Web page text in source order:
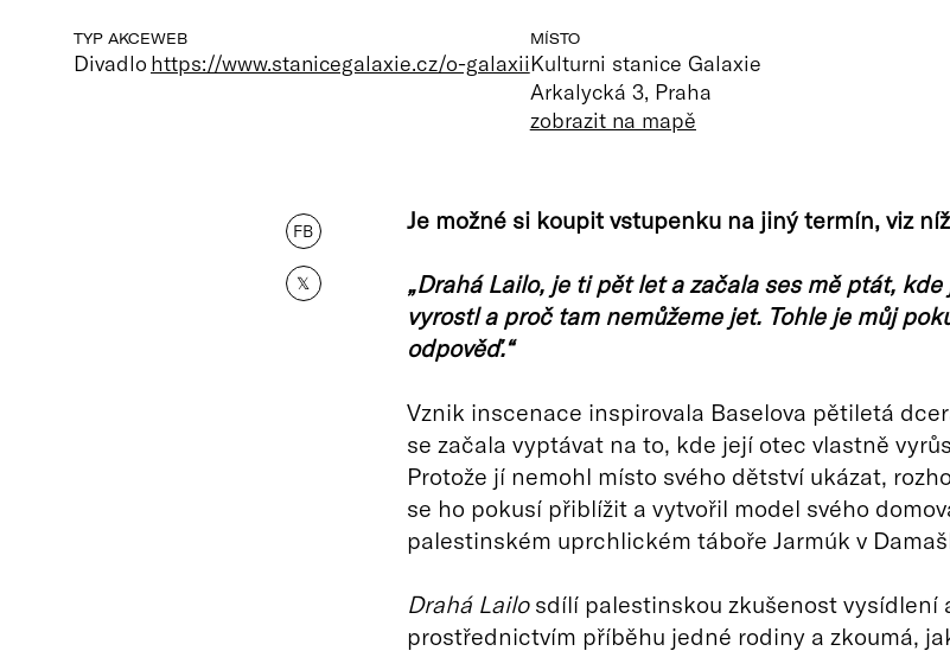
TYP AKCE
Divadlo
WEB
https://www.stanicegalaxie.cz/o-galaxii
MÍSTO
Kulturni stanice Galaxie
Arkalycká 3, Praha
zobrazit na mapě
FB
𝕏
Je možné si koupit vstupenku na jiný termín, viz
„Drahá Lailo, je ti pět let a začala ses mě ptát, kde
vyrostl a proč tam nemůžeme jet. Tohle je můj
odpověď.“
Vznik inscenace inspirovala Baselova pětiletá
se začala vyptávat na to, kde její otec vlastně
Protože jí nemohl místo svého dětství ukázat,
se ho pokusí přiblížit a vytvořil model svého
palestinském uprchlickém táboře Jarmúk v
Drahá Lailosdílí palestinskou zkušenost vysídlení
prostřednictvím příběhu jedné rodiny a zkoumá,